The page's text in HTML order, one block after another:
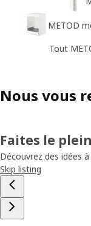
METOD
Tout
Nous vous
Faites le
Découvrez des idées
Skip listing